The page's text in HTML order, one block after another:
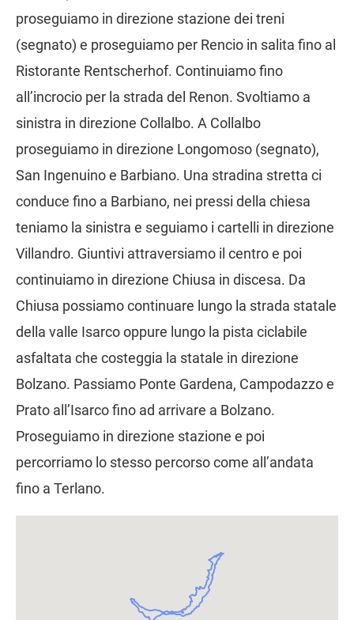
proseguiamo in direzione stazione dei treni
(segnato) e proseguiamo per Rencio in salita fino al
Ristorante Rentscherhof. Continuiamo fino
all’incrocio per la strada del Renon. Svoltiamo a
sinistra in direzione Collalbo. A Collalbo
proseguiamo in direzione Longomoso (segnato),
San Ingenuino e Barbiano. Una stradina stretta ci
conduce fino a Barbiano, nei pressi della chiesa
teniamo la sinistra e seguiamo i cartelli in direzione
Villandro. Giuntivi attraversiamo il centro e poi
continuiamo in direzione Chiusa in discesa. Da
Chiusa possiamo continuare lungo la strada statale
della valle Isarco oppure lungo la pista ciclabile
asfaltata che costeggia la statale in direzione
Bolzano. Passiamo Ponte Gardena, Campodazzo e
Prato all’Isarco fino ad arrivare a Bolzano.
Proseguiamo in direzione stazione e poi
percorriamo lo stesso percorso come all’andata
fino a Terlano.